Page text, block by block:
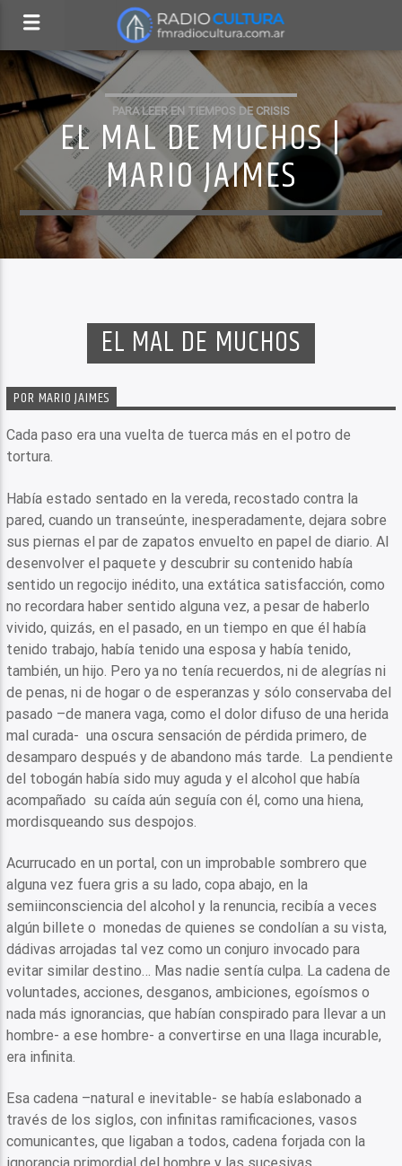
PARA LEER EN TIEMPOS DE CRISIS
EL MAL DE MUCHOS |
MARIO JAIMES
EL MAL DE MUCHOS
POR MARIO JAIMES
Cada paso era una vuelta de tuerca más en el potro de
tortura.
Había estado sentado en la vereda, recostado contra la
pared, cuando un transeúnte, inesperadamente, dejara sobre
sus piernas el par de zapatos envuelto en papel de diario. Al
desenvolver el paquete y descubrir su contenido había
sentido un regocijo inédito, una extática satisfacción, como
no recordara haber sentido alguna vez, a pesar de haberlo
vivido, quizás, en el pasado, en un tiempo en que él había
tenido trabajo, había tenido una esposa y había tenido,
también, un hijo. Pero ya no tenía recuerdos, ni de alegrías ni
de penas, ni de hogar o de esperanzas y sólo conservaba del
pasado –de manera vaga, como el dolor difuso de una herida
mal curada- una oscura sensación de pérdida primero, de
desamparo después y de abandono más tarde. La pendiente
del tobogán había sido muy aguda y el alcohol que había
acompañado su caída aún seguía con él, como una hiena,
mordisqueando sus despojos.
Acurrucado en un portal, con un improbable sombrero que
alguna vez fuera gris a su lado, copa abajo, en la
semiinconsciencia del alcohol y la renuncia, recibía a veces
algún billete o monedas de quienes se condolían a su vista,
dádivas arrojadas tal vez como un conjuro invocado para
evitar similar destino… Mas nadie sentía culpa. La cadena de
voluntades, acciones, desganos, ambiciones, egoísmos o
nada más ignorancias, que habían conspirado para llevar a un
hombre- a ese hombre- a convertirse en una llaga incurable,
era infinita.
Esa cadena –natural e inevitable- se había eslabonado a
través de los siglos, con infinitas ramificaciones, vasos
comunicantes, que ligaban a todos, cadena forjada con la